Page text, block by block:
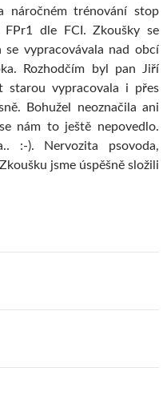
náročném trénování stop
dle FCI. Zkoušky se
se vypracovávala nad obcí
Rozhodčím byl pan Jiří
starou vypracovala i přes
Bohužel neoznačila ani
nám to ještě nepovedlo.
:-). Nervozita psovoda,
jsme úspěšně složili